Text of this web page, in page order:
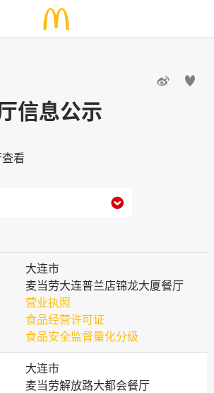
 
信息公示
看

大连市
麦当劳大连普兰店锦龙大厦餐厅
营业执照
食品经营许可证
食品安全监督量化分级
大连市
麦当劳解放路大都会餐厅